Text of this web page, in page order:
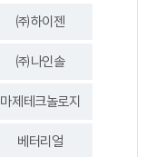
㈜하이젠
㈜나인솔
마제테크놀로지
베터리얼